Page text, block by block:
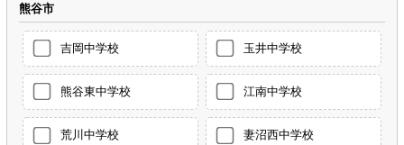
熊谷市
吉岡中学校 玉井中学校
熊谷東中学校 江南中学校
荒川中学校 妻沼西中学校